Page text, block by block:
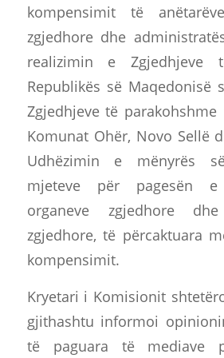
kompensimit të
zgjedhore dhe
realizimin e Zgjedhjeve
Republikës së Maqedonisë
Zgjedhjeve të
Komunat Ohër, Novo Sellë
Udhëzimin e mënyrës
mjeteve për pagesën
organeve zgjedhore
zgjedhore, të përcaktuara
kompensimit.
Kryetari i Komisionit
gjithashtu informoi
të paguara të mediave